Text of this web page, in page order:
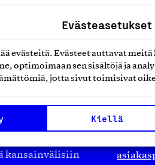
Evästeasetukset
evästeitä. Evästeet auttavat
optimoimaan sen sisältöjä ja
jotta sivut toimisivat
Kiellä
kansainvälisiin
00130